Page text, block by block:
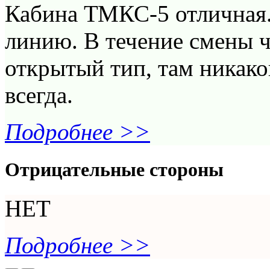
Кабина ТМКС-5
линию. В течение смены
открытый тип, там
всегда.
Подробнее >>
Отрицательные стороны
НЕТ
Подробнее >>